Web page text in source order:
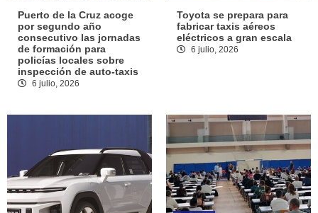
Puerto de la Cruz acoge
por segundo año
consecutivo las jornadas
de formación para
policías locales sobre
inspección de auto-taxis
6 julio, 2026
Toyota se prepara para
fabricar taxis aéreos
eléctricos a gran escala
6 julio, 2026